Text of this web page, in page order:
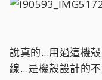
說真的...用過這機
線...是機殼設計的